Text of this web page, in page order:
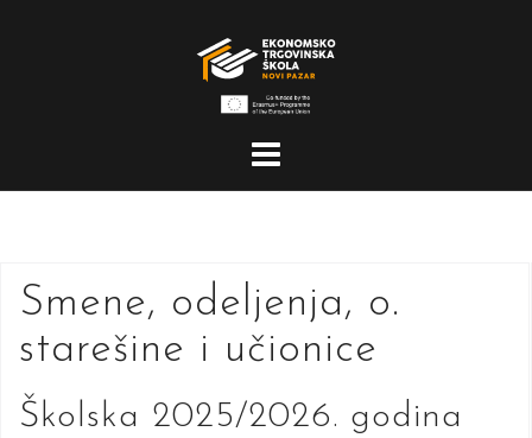
Smene, odeljenja, o.
starešine i učionice
Školska 2025/2026. godina